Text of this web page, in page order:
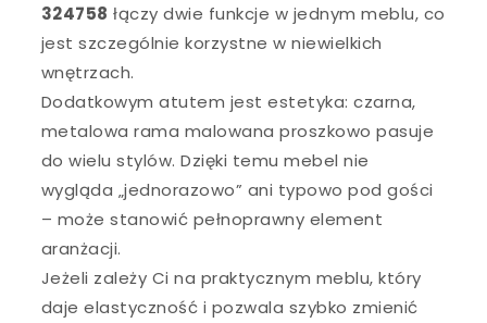
324758 łączy dwie funkcje w jednym meblu, co
jest szczególnie korzystne w niewielkich
wnętrzach.
Dodatkowym atutem jest estetyka: czarna,
metalowa rama malowana proszkowo pasuje
do wielu stylów. Dzięki temu mebel nie
wygląda „jednorazowo” ani typowo pod gości
– może stanowić pełnoprawny element
aranżacji.
Jeżeli zależy Ci na praktycznym meblu, który
daje elastyczność i pozwala szybko zmienić